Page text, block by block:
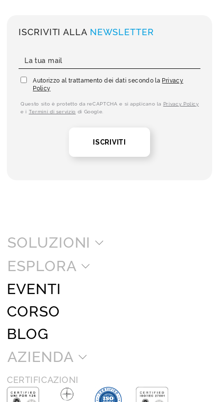
ISCRIVITI ALLA NEWSLETTER
Autorizzo al trattamento dei dati secondo la Privacy
Policy
Questo sito è protetto da reCAPTCHA e si applicano la Privacy Policy
e i Termini di servizio di Google.
ISCRIVITI
SOLUZIONI
ESPLORA
EVENTI
CORSO
BLOG
AZIENDA
CERTIFICAZIONI